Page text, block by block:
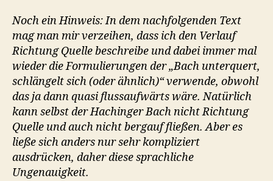
Noch ein Hinweis: In dem nachfolgenden Text
mag man mir verzeihen, dass ich den Verlauf
Richtung Quelle beschreibe und dabei immer mal
wieder die Formulierungen der „Bach unterquert,
schlängelt sich (oder ähnlich)“ verwende, obwohl
das ja dann quasi flussaufwärts wäre. Natürlich
kann selbst der Hachinger Bach nicht Richtung
Quelle und auch nicht bergauf fließen. Aber es
ließe sich anders nur sehr kompliziert
ausdrücken, daher diese sprachliche
Ungenauigkeit.